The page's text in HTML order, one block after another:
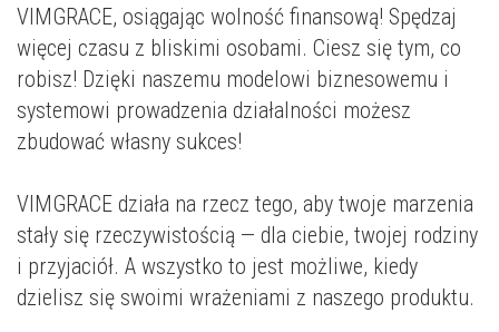
VIMGRACE, osiągając wolność finansową! Spędzaj
więcej czasu z bliskimi osobami. Ciesz się tym, co
robisz! Dzięki naszemu modelowi biznesowemu i
systemowi prowadzenia działalności możesz
zbudować własny sukces!
VIMGRACE działa na rzecz tego, aby twoje marzenia
stały się rzeczywistością — dla ciebie, twojej rodziny
i przyjaciół. A wszystko to jest możliwe, kiedy
dzielisz się swoimi wrażeniami z naszego produktu.